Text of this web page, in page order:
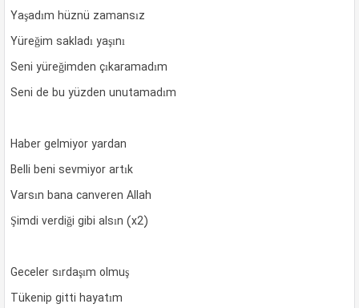
Yaşadım hüznü zamansız
Yüreğim sakladı yaşını
Seni yüreğimden çıkaramadım
Seni de bu yüzden unutamadım
Haber gelmiyor yardan
Belli beni sevmiyor artık
Varsın bana canveren Allah
Şimdi verdiği gibi alsın (x2)
Geceler sırdaşım olmuş
Tükenip gitti hayatım